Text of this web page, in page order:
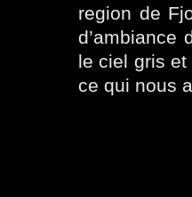
region de
d’ambiance
le ciel gris
ce qui nous